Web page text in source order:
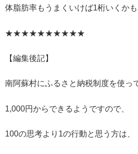
体脂肪率もうまくいけば1桁いくかも
★★★★★★★★★★
【編集後記】
南阿蘇村にふるさと納税制度を使っ
1,000円からできるようですので、
100の思考より1の行動と思う方は、